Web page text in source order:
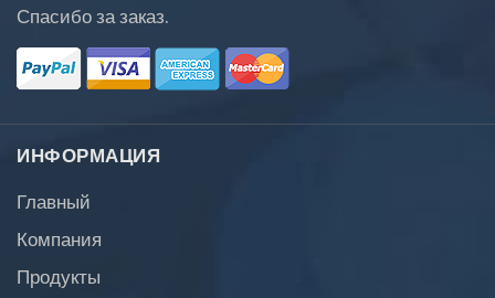
Спасибо за заказ.
ИНФОРМАЦИЯ
Главный
Компания
Продукты